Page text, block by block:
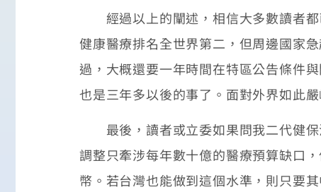
經過以上的闡述，相信大多數讀者都
健康醫療排名全世界第二，但周邊國家
過，大概還要一年時間在特區公告條件
也是三年多以後的事了。面對外界如此
最後，讀者或立委如果問我二代健保
調整只牽涉每年數十億的醫療預算缺口
幣。若台灣也能做到這個水準，則只要